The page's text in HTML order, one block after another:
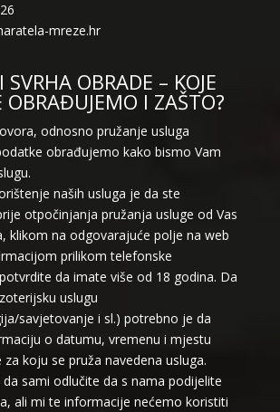
mreze.hr
SVRHA OBRADE – KOJE
OBRAĐUJEMO I ZAŠTO?
odnosno pružanje usluga
obrađujemo kako bismo Vam
naših usluga je da ste
otpočinjanja pružanja usluge od Vas
klikom na odgovarajuće polje na web
prilikom telefonske
da imate više od 18 godina. Da
uslugu
savjetovanje i sl.) potrebno je da
o datumu, vremenu i mjestu
koju se pruža navedena usluga.
sami odlučite da s nama podijelite
ali mi te informacije nećemo koristiti